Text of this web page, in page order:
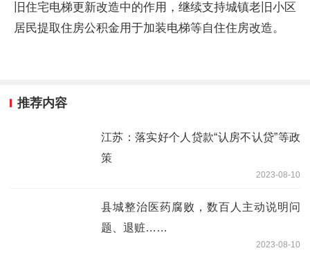
旧住宅电梯更新改造中的作用，继续支持城镇老旧小区
居民提取住房公积金用于加装电梯等自住住房改造。
推荐内容
江苏：落实好个人贷款“认房不认贷”等政
策
2023-08-10
县城整治医药腐败，数百人主动说明问
题、退赃……
2023-08-10